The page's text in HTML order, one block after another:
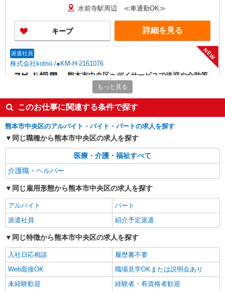
水前寺駅周辺 ≪車通勤OK≫
キープ 詳細を見る
派遣社員
株式会社kotrio /●KM-H-2161076
NEW
熊本市中央区≫デイサービスで送迎や介助等
＊運転が好きな方歓迎
時給1450円〜2062円 ＜日払い有/週払い有/交
通費全支給(ガソリン代含む)＞
水前寺駅周辺 ≪車通勤OK≫
キープ
派遣社員
株式会社kotrio /●KM-H-2161463
NEW
熊本市中央区｜小人数のグルホで料理や掃除
時給1450円〜2062円 ＜日払い有/週払い有/交
通費全支給(ガソリン代含む)＞
水前寺駅周辺 ≪車通勤OK≫
詳細を見る
派遣社員
株式会社kotrio /●KM-H-2092714
NEW
もっと見る
このお仕事に関連する条件で探す
熊本市中央区のアルバイト・バイト・パートの求人を探す
同じ職種から熊本市中央区の求人を探す
医療・介護・福祉すべて
介護職・ヘルパー
同じ雇用形態から熊本市中央区の求人を探す
アルバイト
パート
派遣社員
紹介予定派遣
同じ特徴から熊本市中央区の求人を探す
入社日応相談
履歴書不要
Web面接OK
職場見学OKまたは説明会あり
未経験歓迎
経験者・有資格者歓迎